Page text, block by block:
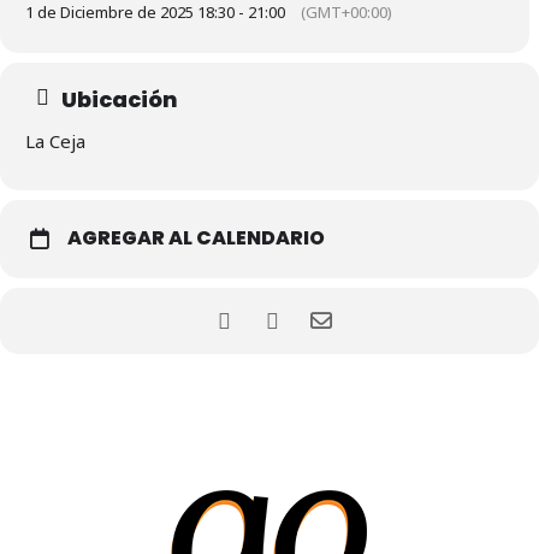
1 de Diciembre de 2025 18:30 - 21:00 (GMT+00:00)
Ubicación
La Ceja
AGREGAR AL CALENDARIO